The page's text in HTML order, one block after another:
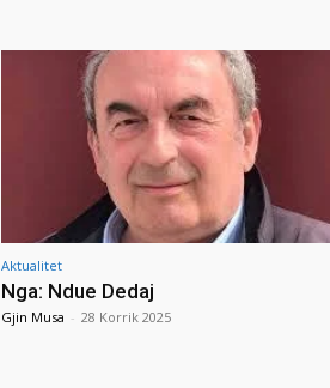
Aktualitet
Nga: Ndue Dedaj
Gjin Musa - 28 Korrik 2025